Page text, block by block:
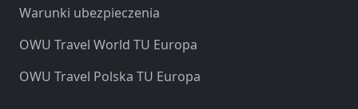
Warunki ubezpieczenia
OWU Travel World TU Europa
OWU Travel Polska TU Europa